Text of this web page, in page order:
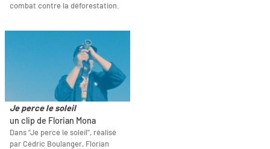
combat contre la déforestation.
Je perce le soleil
un clip de Florian Mona
Dans "Je perce le soleil", réalisé
par Cédric Boulanger, Florian